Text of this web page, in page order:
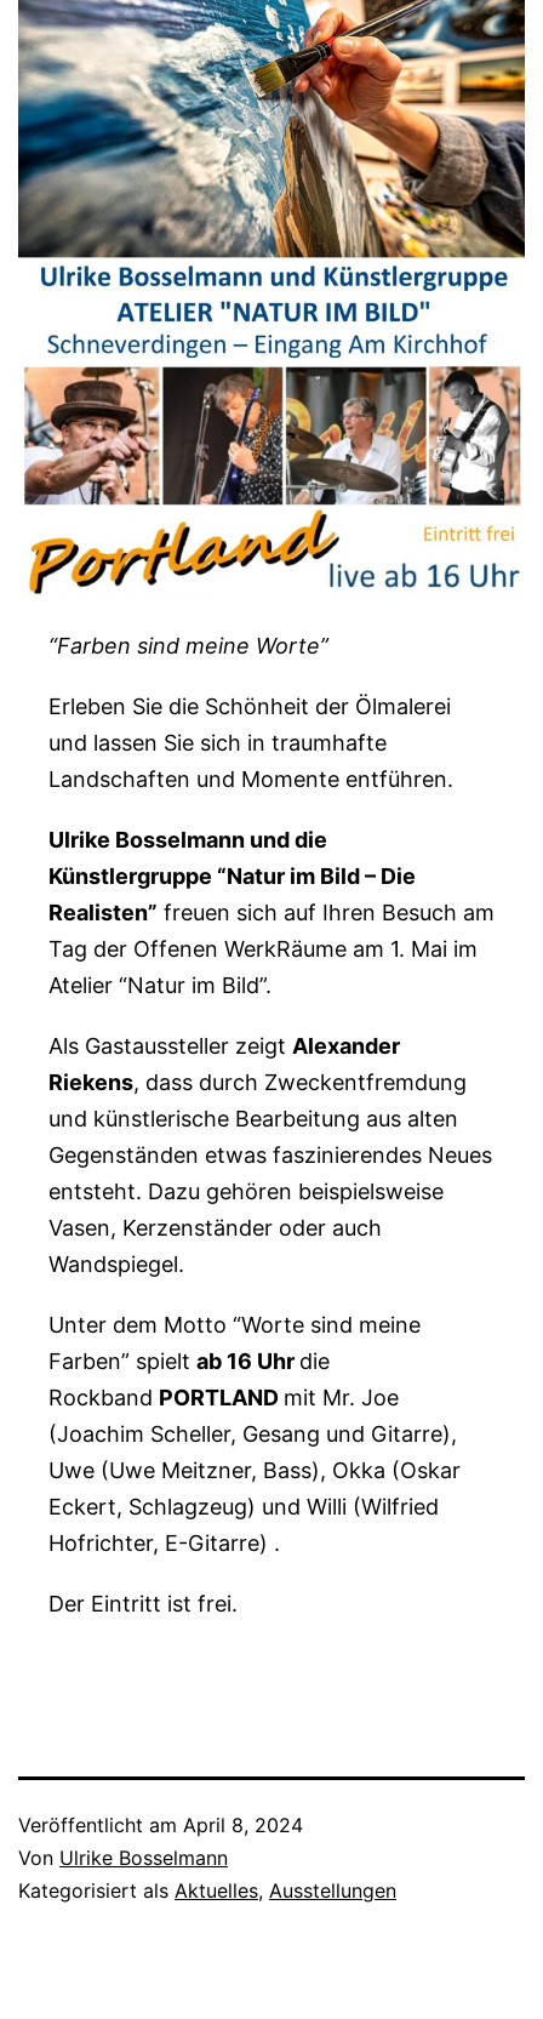
“Farben sind meine Worte”
Erleben Sie die Schönheit der Ölmalerei
und lassen Sie sich in traumhafte
Landschaften und Momente entführen.
Ulrike Bosselmann und die
Künstlergruppe “Natur im Bild – Die
Realisten” freuen sich auf Ihren Besuch am
Tag der Offenen WerkRäume am 1. Mai im
Atelier “Natur im Bild”.
Als Gastaussteller zeigt Alexander
Riekens, dass durch Zweckentfremdung
und künstlerische Bearbeitung aus alten
Gegenständen etwas faszinierendes Neues
entsteht. Dazu gehören beispielsweise
Vasen, Kerzenständer oder auch
Wandspiegel.
Unter dem Motto “Worte sind meine
Farben” spielt ab 16 Uhr die
Rockband PORTLAND mit Mr. Joe
(Joachim Scheller, Gesang und Gitarre),
Uwe (Uwe Meitzner, Bass), Okka (Oskar
Eckert, Schlagzeug) und Willi (Wilfried
Hofrichter, E-Gitarre) .
Der Eintritt ist frei.
Veröffentlicht am April 8, 2024
Von Ulrike Bosselmann
Kategorisiert als Aktuelles, Ausstellungen